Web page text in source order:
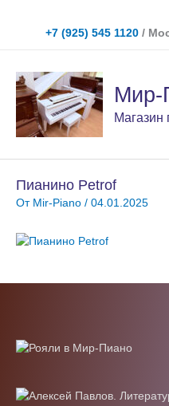
содержимому
+7 (925) 545 1120 /
Мир-
Магазин
Пианино Petrof
От Mir-Piano / 04.01.2025